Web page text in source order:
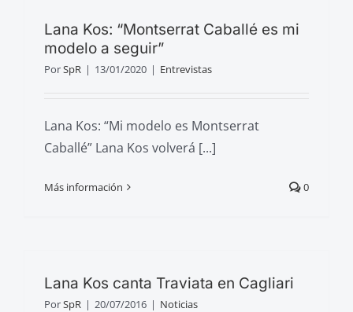
Lana Kos: “Montserrat Caballé es mi
modelo a seguir”
PorSpR | 13/01/2020 | Entrevistas
Lana Kos: “Mi modelo es Montserrat
Caballé” Lana Kos volverá [...]
Más información 0
Lana Kos canta Traviata en Cagliari
PorSpR | 20/07/2016 | Noticias